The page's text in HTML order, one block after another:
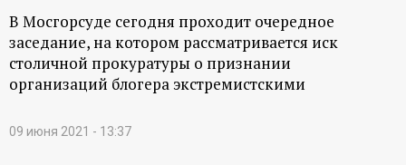
В Мосгорсуде сегодня проходит очередное
заседание, на котором рассматривается иск
столичной прокуратуры о признании
организаций блогера экстремистскими
09 июня 2021 - 13:37